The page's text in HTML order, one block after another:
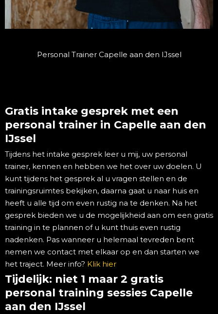
Personal Trainer Capelle aan den IJssel
Gratis intake gesprek met een
personal trainer in Capelle aan den
IJssel
Tijdens het intake gesprek leer u mij, uw personal
trainer, kennen en hebben we het over uw doelen. U
kunt tijdens het gesprek al u vragen stellen en de
trainingsruimtes bekijken, daarna gaat u naar huis en
heeft u alle tijd om even rustig na te denken. Na het
gesprek bieden we u de mogelijkheid aan om een gratis
training in te plannen of u kunt thuis even rustig
nadenken. Pas wanneer u helemaal tevreden bent
nemen we contact met elkaar op en dan starten we
het traject. Meer info? Klik hier
Tijdelijk: niet 1 maar 2 gratis
personal training sessies Capelle
aan den IJssel